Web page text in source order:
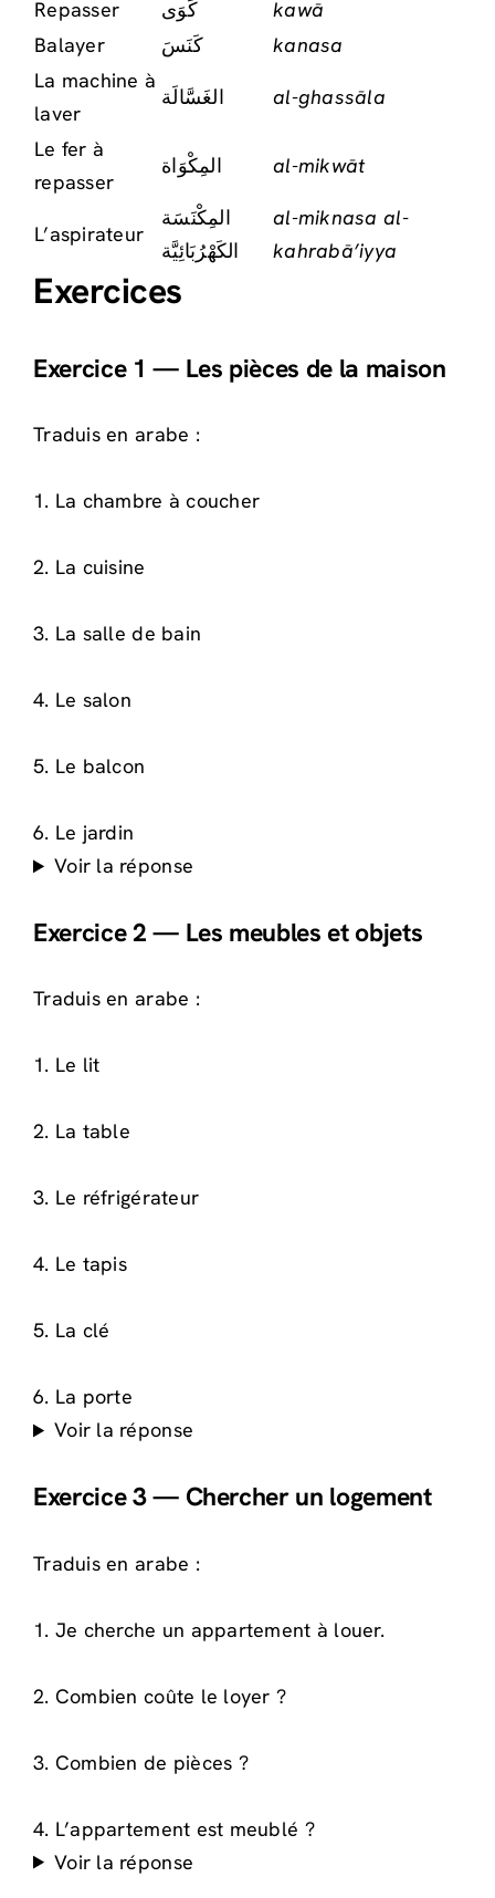
Repasser كَوَى
kawā
Balayer
كَنَسَ
kanasa
La machine à
laver
الغَسَّالَة al-ghassāla
Le fer à
repasser
المِكْوَاة al-mikwāt
L’aspirateur
المِكْنَسَة
الكَهْرُبَائِيَّة
al-miknasa al-
kahrabā’iyya
Exercices
Exercice 1 — Les pièces de la maison
Traduis en arabe :
1. La chambre à coucher
2. La cuisine
3. La salle de bain
4. Le salon
5. Le balcon
6. Le jardin
Voir la réponse
Exercice 2 — Les meubles et objets
Traduis en arabe :
1. Le lit
2. La table
3. Le réfrigérateur
4. Le tapis
5. La clé
6. La porte
Voir la réponse
Exercice 3 — Chercher un logement
Traduis en arabe :
1. Je cherche un appartement à louer.
2. Combien coûte le loyer ?
3. Combien de pièces ?
4. L’appartement est meublé ?
Voir la réponse